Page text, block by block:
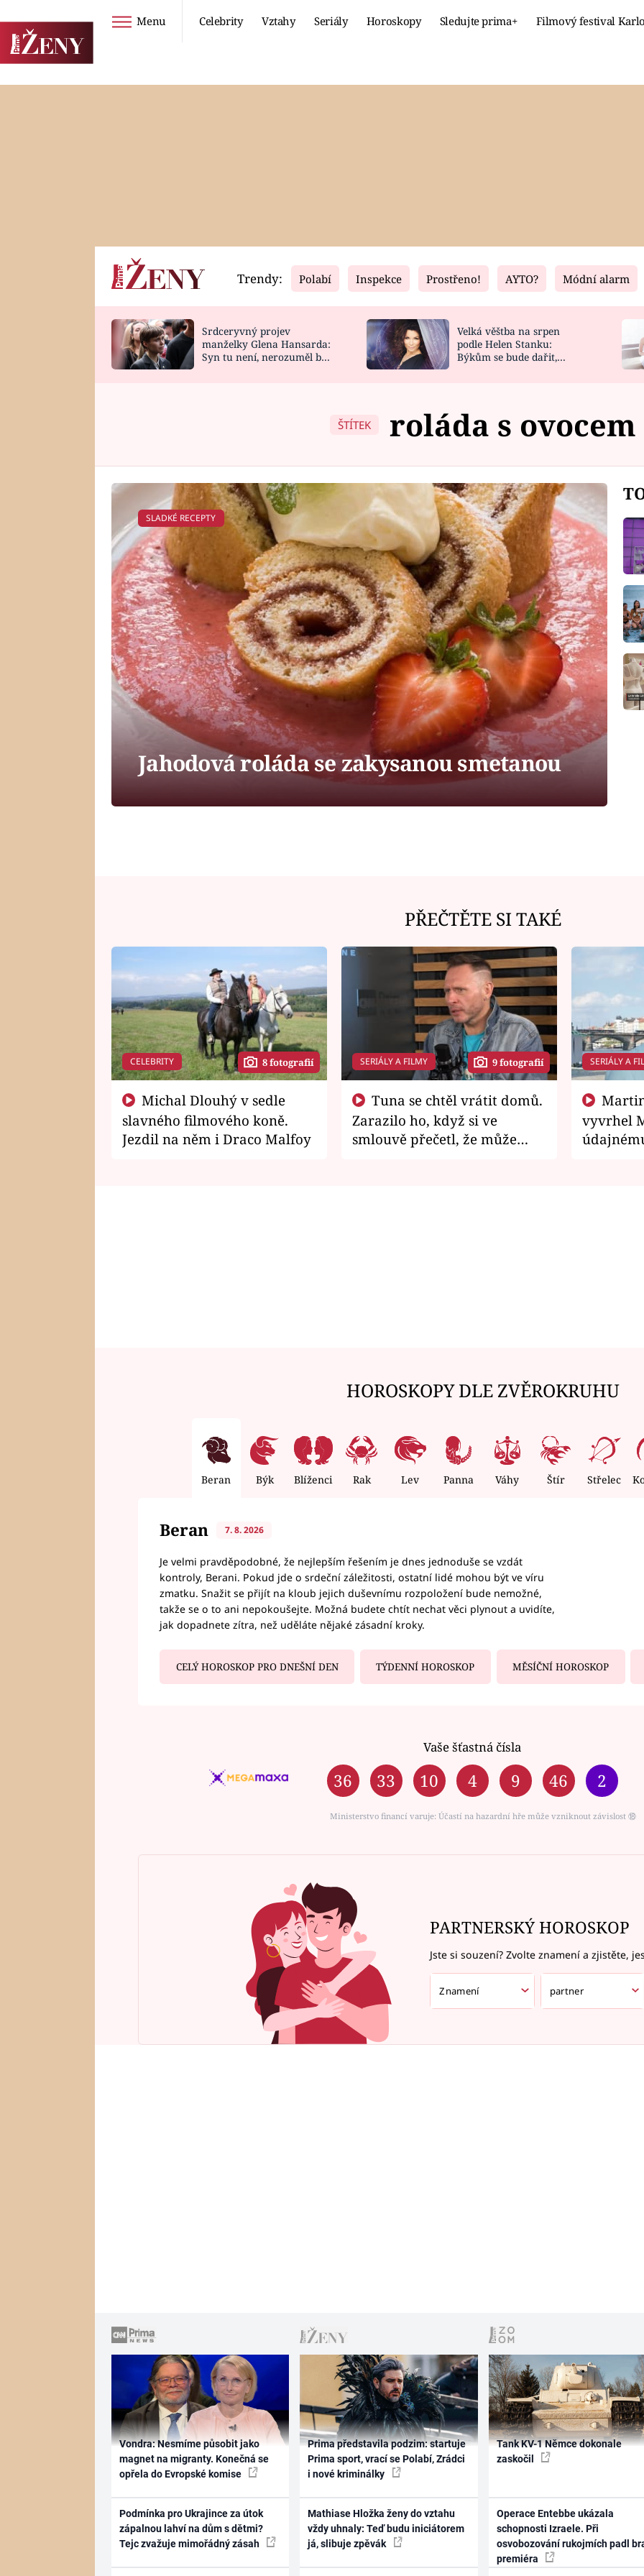
Menu Celebrity Vztahy Seriály Horoskopy Sledujte prima+ Filmový festival
Horoskopy
HOROSKOP NA
Video
CELEBRITY
VAŘENÍ
Fresh
NOVINKY
VIDEORECEPTY
Living
DESIGN
Trendy: Polabí Inspekce Prostřeno! AYTO? Módní alarm
Srdceryvný projev
manželky Glena Hansarda:
Syn tu není, nerozuměl by
Velká věštba na srpen
podle Helen Stanku:
Býkům se bude dařit,
ŠTÍTEK roláda s ovocem
SLADKÉ RECEPTY
Jahodová roláda se zakysanou smetanou
PŘEČTĚTE SI TAKÉ
CELEBRITY 8 fotografií
slavného filmového koně.
Jezdil na něm i Draco Malfoy
SERIÁLY A FILMY 9 fotografií
Zarazilo ho, když si ve
smlouvě přečetl, že může
SERIÁLY A
vyvrhel
HOROSKOPY DLE ZVĚROKRUHU
Beran Býk Blíženci Rak Lev Panna Váhy Štír Střelec
Beran 7. 8. 2026
Je velmi pravděpodobné, že nejlepším řešením je dnes jednoduše se vzdát
kontroly, Berani. Pokud jde o srdeční záležitosti, ostatní lidé mohou být ve víru
zmatku. Snažit se přijít na kloub jejich duševnímu rozpoložení bude nemožné,
takže se o to ani nepokoušejte. Možná budete chtít nechat věci plynout a uvidíte,
jak dopadnete zítra, než uděláte nějaké zásadní kroky.
CELÝ HOROSKOP PRO DNEŠNÍ DEN TÝDENNÍ HOROSKOP MĚSÍČNÍ HOROSKOP
Vaše šťastná čísla
36 33 10 4 9 46 2
Ministerstvo financí varuje: Účastí na hazardní hře může vzniknout závislost ⑱
PARTNERSKÝ HOROSKOP
Jste si souzení? Zvolte znamení a zjistěte,
Vondra: Nesmíme působit jako
magnet na migranty. Konečná se
opřela do Evropské komise
Podmínka pro Ukrajince za útok
zápalnou lahví na dům s dětmi?
Tejc zvažuje mimořádný zásah
Prima představila podzim: startuje
Prima sport, vrací se Polabí, Zrádci
i nové kriminálky
Mathiase Hložka ženy do vztahu
vždy uhnaly: Teď budu iniciátorem
já, slibuje zpěvák
Tank KV-1 Němce dokonale
zaskočil
Operace Entebbe ukázala
schopnosti Izraele. Při
osvobozování rukojmích padl
premiéra